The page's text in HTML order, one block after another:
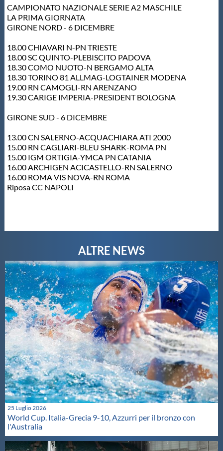
Cookie Policy
Archivio News
Flash News
Galleria fotografica
Videogallery
Intranet
Mappa del sito
CAMPIONATO NAZIONALE SERIE A2 MASCHILE
LA PRIMA GIORNATA
GIRONE NORD - 6 DICEMBRE
18.00 CHIAVARI N-PN TRIESTE
18.00 SC QUINTO-PLEBISCITO PADOVA
18.30 COMO NUOTO-N BERGAMO ALTA
18.30 TORINO 81 ALLMAG-LOGTAINER MODENA
19.00 RN CAMOGLI-RN ARENZANO
19.30 CARIGE IMPERIA-PRESIDENT BOLOGNA
GIRONE SUD - 6 DICEMBRE
13.00 CN SALERNO-ACQUACHIARA ATI 2000
15.00 RN CAGLIARI-BLEU SHARK-ROMA PN
15.00 IGM ORTIGIA-YMCA PN CATANIA
16.00 ARCHIGEN ACICASTELLO-RN SALERNO
16.00 ROMA VIS NOVA-RN ROMA
Riposa CC NAPOLI
25 Luglio 2026
World Cup. Italia-Grecia 9-10, Azzurri per il bronzo con
l'Australia